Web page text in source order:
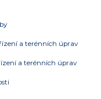
a terénních úprav
a terénních úprav